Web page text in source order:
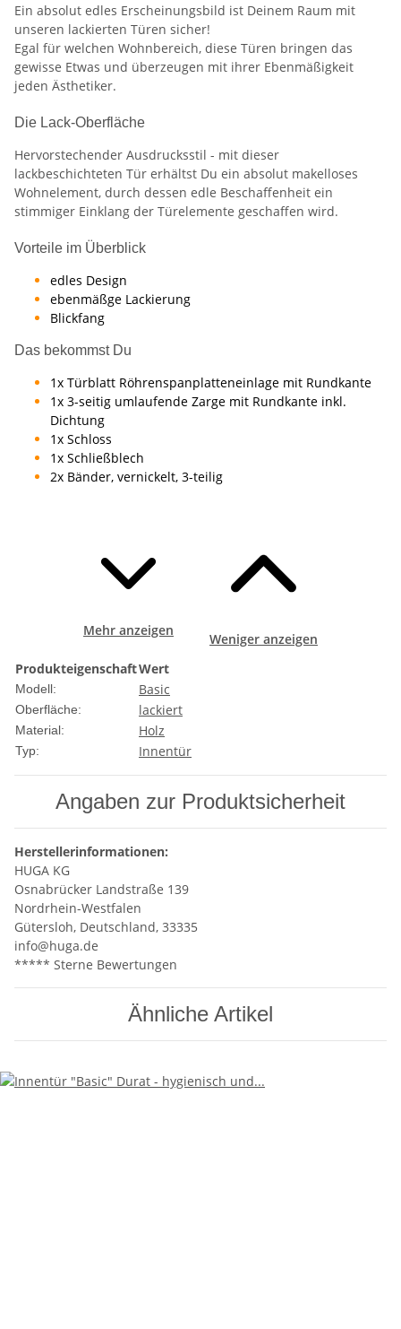
Ein absolut edles Erscheinungsbild ist Deinem Raum mit
unseren lackierten Türen sicher!
Egal für welchen Wohnbereich, diese Türen bringen das
gewisse Etwas und überzeugen mit ihrer Ebenmäßigkeit
jeden Ästhetiker.
Die Lack-Oberfläche
Hervorstechender Ausdrucksstil - mit dieser
lackbeschichteten Tür erhältst Du ein absolut makelloses
Wohnelement, durch dessen edle Beschaffenheit ein
stimmiger Einklang der Türelemente geschaffen wird.
Vorteile im Überblick
edles Design
ebenmäßge Lackierung
Blickfang
Das bekommst Du
1x Türblatt Röhrenspanplatteneinlage mit Rundkante
1x 3-seitig umlaufende Zarge mit Rundkante inkl.
Dichtung
1x Schloss
1x Schließblech
2x Bänder, vernickelt, 3-teilig
Mehr anzeigen
Weniger anzeigen
ProdukteigenschaftWert
Modell: Basic
Oberfläche: lackiert
Material: Holz
Typ: Innentür
Angaben zur Produktsicherheit
Herstellerinformationen:
HUGA KG
Osnabrücker Landstraße 139
Nordrhein-Westfalen
Gütersloh, Deutschland, 33335
info@huga.de
***** Sterne Bewertungen
Ähnliche Artikel